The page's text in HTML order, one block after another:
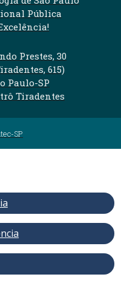
Pública
Prestes, 30
615)
Paulo-SP
Tiradentes
SP